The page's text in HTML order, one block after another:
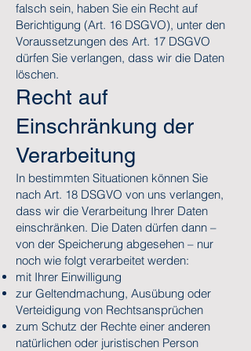
falsch sein, haben Sie ein Recht auf
Berichtigung (Art. 16 DSGVO), unter den
Voraussetzungen des Art. 17 DSGVO
dürfen Sie verlangen, dass wir die Daten
löschen.
Recht auf
Einschränkung der
Verarbeitung
In bestimmten Situationen können Sie
nach Art. 18 DSGVO von uns verlangen,
dass wir die Verarbeitung Ihrer Daten
einschränken. Die Daten dürfen dann –
von der Speicherung abgesehen – nur
noch wie folgt verarbeitet werden:
mit Ihrer Einwilligung
zur Geltendmachung, Ausübung oder
Verteidigung von Rechtsansprüchen
zum Schutz der Rechte einer anderen
natürlichen oder juristischen Person